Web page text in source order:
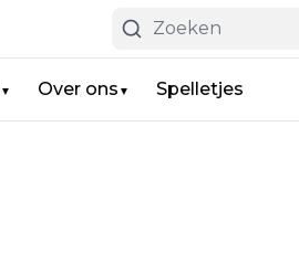
▼ Over ons ▼ Spelletjes